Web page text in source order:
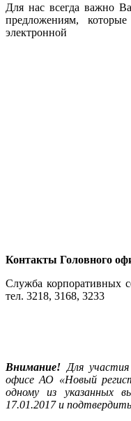
Для нас всегда важно
предложениям,
Контакты Головного
Служба корпоративных
тел. 3218, 3168, 3233
Внимание! Для
офисе АО «Новый
одному из указанных
17.01.2017 и